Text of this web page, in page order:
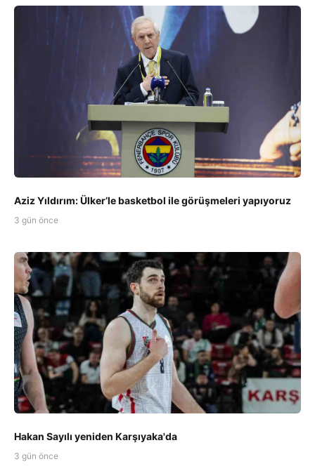
Aziz Yıldırım: Ülker’le basketbol ile görüşmeleri yapıyoruz
3 gün önce
Hakan Sayılı yeniden Karşıyaka'da
3 gün önce